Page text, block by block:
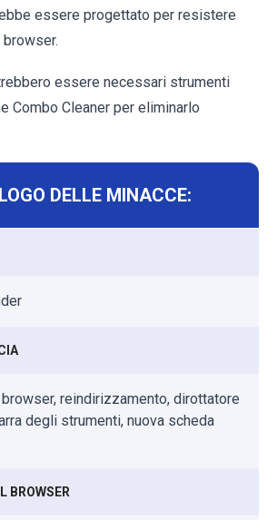
essere progettato per resistere
essere necessari strumenti
Combo Cleaner per eliminarlo
DELLE MINACCE:
reindirizzamento, dirottatore
degli strumenti, nuova scheda
BROWSER